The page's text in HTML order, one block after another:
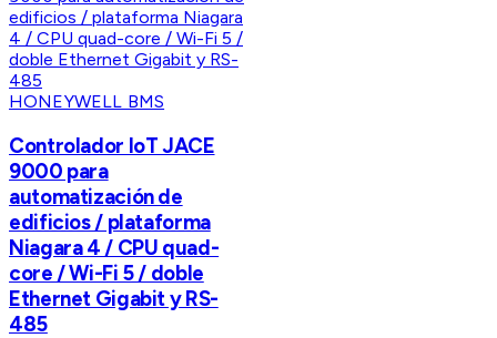
HONEYWELL BMS
Controlador IoT JACE
9000 para
automatización de
edificios / plataforma
Niagara 4 / CPU quad-
core / Wi-Fi 5 / doble
Ethernet Gigabit y RS-
485